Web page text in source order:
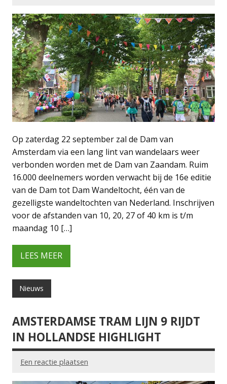
Op zaterdag 22 september zal de Dam van
Amsterdam via een lang lint van wandelaars weer
verbonden worden met de Dam van Zaandam. Ruim
16.000 deelnemers worden verwacht bij de 16e editie
van de Dam tot Dam Wandeltocht, één van de
gezelligste wandeltochten van Nederland. Inschrijven
voor de afstanden van 10, 20, 27 of 40 km is t/m
maandag 10 […]
LEES MEER
Nieuws
AMSTERDAMSE TRAM LIJN 9 RIJDT
IN HOLLANDSE HIGHLIGHT
Een reactie plaatsen